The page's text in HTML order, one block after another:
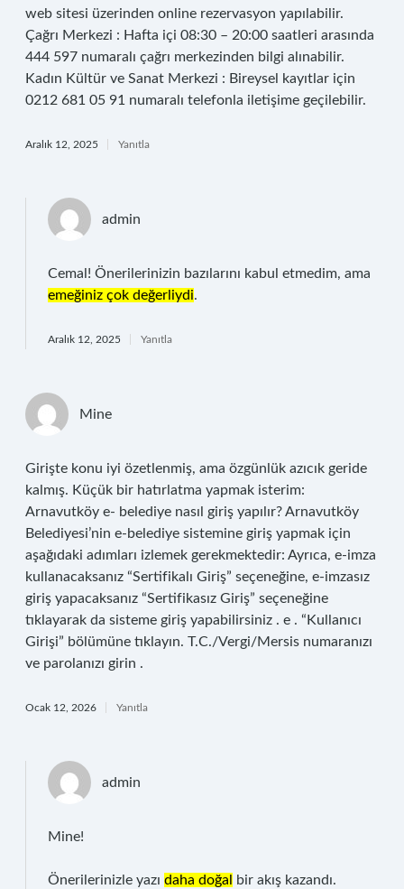
web sitesi üzerinden online rezervasyon yapılabilir.
Çağrı Merkezi : Hafta içi 08:30 – 20:00 saatleri arasında
444 597 numaralı çağrı merkezinden bilgi alınabilir.
Kadın Kültür ve Sanat Merkezi : Bireysel kayıtlar için
0212 681 05 91 numaralı telefonla iletişime geçilebilir.
Aralık 12, 2025 Yanıtla
admin
Cemal! Önerilerinizin bazılarını kabul etmedim, ama
emeğiniz çok değerliydi.
Aralık 12, 2025 Yanıtla
Mine
Girişte konu iyi özetlenmiş, ama özgünlük azıcık geride
kalmış. Küçük bir hatırlatma yapmak isterim:
Arnavutköy e- belediye nasıl giriş yapılır? Arnavutköy
Belediyesi’nin e-belediye sistemine giriş yapmak için
aşağıdaki adımları izlemek gerekmektedir: Ayrıca, e-imza
kullanacaksanız “Sertifikalı Giriş” seçeneğine, e-imzasız
giriş yapacaksanız “Sertifikasız Giriş” seçeneğine
tıklayarak da sisteme giriş yapabilirsiniz . e . “Kullanıcı
Girişi” bölümüne tıklayın. T.C./Vergi/Mersis numaranızı
ve parolanızı girin .
Ocak 12, 2026 Yanıtla
admin
Mine!
Önerilerinizle yazı daha doğal bir akış kazandı.